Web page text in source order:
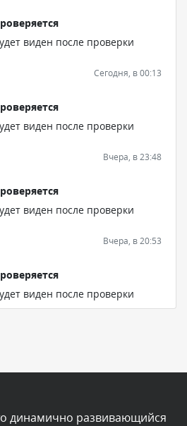
виден после проверки
Сегодня, в 00:13
виден после проверки
Вчера, в 23:48
виден после проверки
Вчера, в 20:53
виден после проверки
динамично развивающийся